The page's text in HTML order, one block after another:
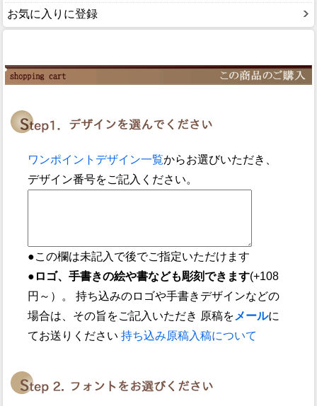
お気に入りに登録
ワンポイントデザイン一覧からお選びいただき、
デザイン番号をご記入ください。
●この欄は未記入で後でご指定いただけます
●ロゴ、手書きの絵や書なども彫刻できます(+108
円～）。 持ち込みのロゴや手書きデザインなどの
場合は、その旨をご記入いただき 原稿を メールに
てお送りください 持ち込み原稿入稿について